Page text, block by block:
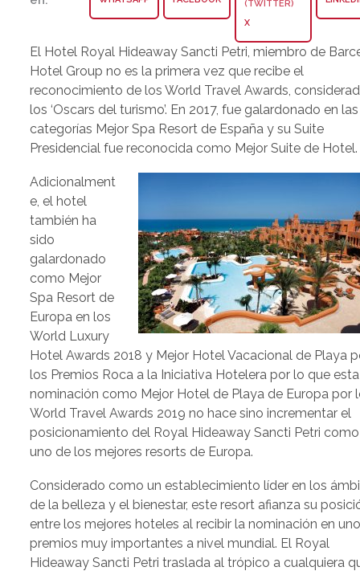
X
El Hotel Royal Hideaway Sancti Petri, miembro de
Hotel Group no es la primera vez que recibe el
reconocimiento de los World Travel Awards,
los ‘Oscars del turismo’. En 2017, fue galardonado en las
categorías Mejor Spa Resort de España y su Suite
Presidencial fue reconocida como Mejor Suite de Hotel.
Adicionalment
e, el hotel
también ha
sido
galardonado
como Mejor
Spa Resort de
Europa en los
World Luxury
Hotel Awards 2018 y Mejor Hotel Vacacional de Playa
los Premios Roca a la Iniciativa Hotelera por lo que esta
nominación como Mejor Hotel de Playa de Europa por
World Travel Awards 2019 no hace sino incrementar el
posicionamiento del Royal Hideaway Sancti Petri como
uno de los mejores resorts de Europa.
Considerado como un establecimiento líder en los
de la belleza y el bienestar, este resort afianza su
entre los mejores hoteles al recibir la nominación en
premios muy importantes a nivel mundial. El Royal
Hideaway Sancti Petri traslada al trópico a cualquiera